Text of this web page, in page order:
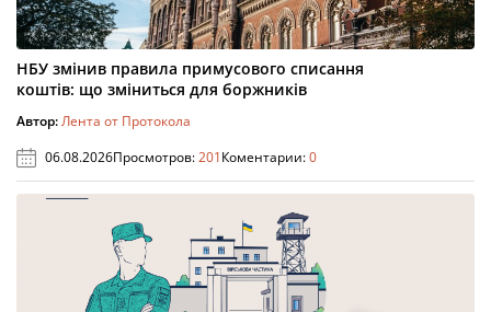
НБУ змінив правила примусового списання
коштів: що зміниться для боржників
Автор:Лента от Протокола
06.08.2026Просмотров:201Коментарии:0